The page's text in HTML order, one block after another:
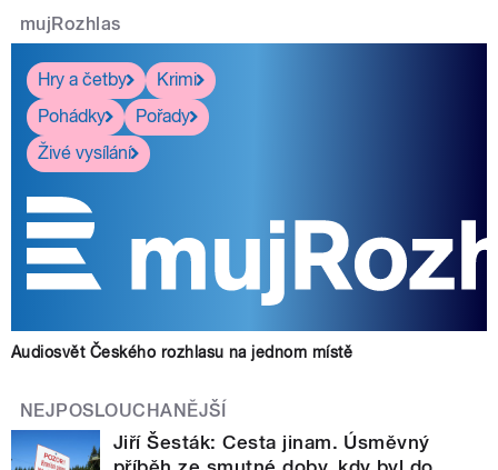
mujRozhlas
Hry a četby
Krimi
Pohádky
Pořady
Živé vysílání
Audiosvět Českého rozhlasu na jednom místě
NEJPOSLOUCHANĚJŠÍ
Jiří Šesták: Cesta jinam. Úsměvný